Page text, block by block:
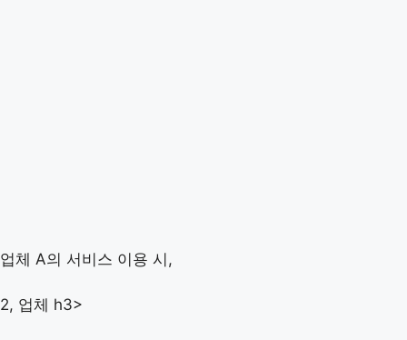
업체 A의 서비스 이용 시,
2, 업체 h3>